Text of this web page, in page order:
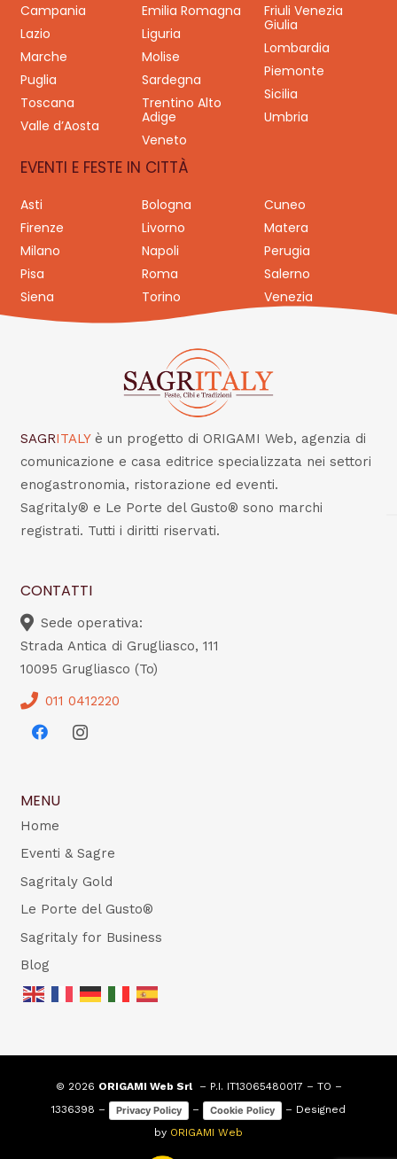
Campania
Emilia Romagna
Friuli Venezia
Giulia
Lazio
Liguria
Lombardia
Marche
Molise
Piemonte
Puglia
Sardegna
Sicilia
Toscana
Trentino Alto
Adige
Umbria
Valle d’Aosta
Veneto
EVENTI E FESTE IN CITTÀ
Asti Bologna
Cuneo
Firenze
Livorno
Matera
Milano
Napoli
Perugia
Pisa
Roma
Salerno
Siena
Torino Venezia
SAGRITALY è un progetto di ORIGAMI Web, agenzia di
comunicazione e casa editrice specializzata nei settori
enogastronomia, ristorazione ed eventi.
Sagritaly® e Le Porte del Gusto® sono marchi
registrati. Tutti i diritti riservati.
CONTATTI
Sede operativa:
Strada Antica di Grugliasco, 111
10095 Grugliasco (To)
011 0412220
MENU
Home
Eventi & Sagre
Sagritaly Gold
Le Porte del Gusto®
Sagritaly for Business
Blog
© 2026 ORIGAMI Web Srl– P.I. IT13065480017 – TO –
1336398 –
Privacy Policy – Cookie Policy
– Designed
by ORIGAMI Web